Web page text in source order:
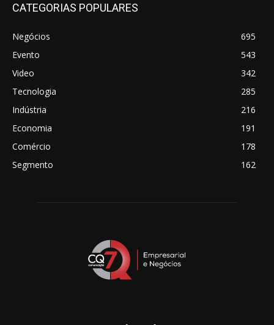
CATEGORIAS POPULARES
Negócios
695
Evento
543
Video
342
Tecnologia
285
Indústria
216
Economia
191
Comércio
178
Segmento
162